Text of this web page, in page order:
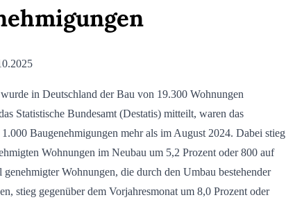
in Deutschland der Bau von 19.300 Wohnungen
Statistische Bundesamt (Destatis) mitteilt, waren das
Baugenehmigungen mehr als im August 2024. Dabei stieg
Wohnungen im Neubau um 5,2 Prozent oder 800 auf
Wohnungen, die durch den Umbau bestehender
stieg gegenüber dem Vorjahresmonat um 8,0 Prozent oder